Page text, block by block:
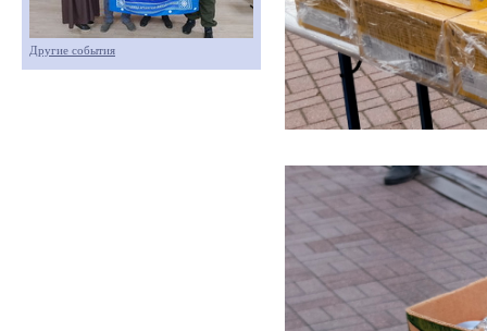
Другие события